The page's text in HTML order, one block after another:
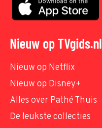
Nieuw op TVgids.nl
Nieuw op Netflix
Nieuw op Disney+
Alles over Pathé Thuis
De leukste collecties